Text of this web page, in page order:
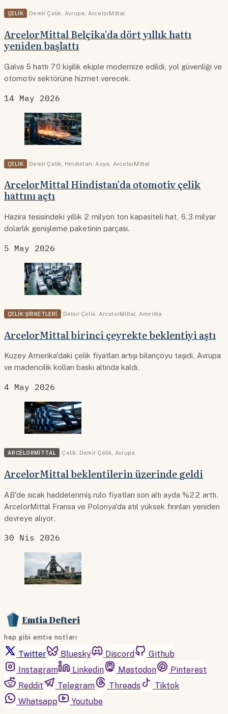
ÇELIK Demir Çelik, Avrupa, ArcelorMittal
ArcelorMittal Belçika'da dört yıllık hattı
yeniden başlattı
Galva 5 hattı 70 kişilik ekiple modernize edildi, yol güvenliği ve
otomotiv sektörüne hizmet verecek.
14 May 2026
ÇELIK Demir Çelik Hindistan Asya ArcelorMittal
ArcelorMittal Hindistan'da otomotiv çelik
hattını açtı
Hazira tesisindeki yıllık 2 milyon ton kapasiteli hat, 6,3 milyar
dolarlık genişleme paketinin parçası.
5 May 2026
ÇELIK ŞIRKETLERI Demir Çelik ArcelorMittal Amerika
ArcelorMittal birinci çeyrekte beklentiyi aştı
Kuzey Amerika'daki çelik fiyatları artışı bilançoyu taşıdı, Avrupa
ve madencilik kolları baskı altında kaldı.
4 May 2026
ARCELORMITTAL Çelik Demir Çelik Avrupa
ArcelorMittal beklentilerin üzerinde geldi
AB'de sıcak haddelenmiş rulo fiyatları son altı ayda %22 arttı.
ArcelorMittal Fransa ve Polonya'da atıl yüksek fırınları yeniden
devreye alıyor.
30 Nis 2026
Emtia Defteri
hap gibi emtia notları
Twitter Bluesky Discord
Github
Instagram
Linkedin Mastodon
Pinterest
Reddit
Telegram Threads
Tiktok
Whatsapp
Youtube